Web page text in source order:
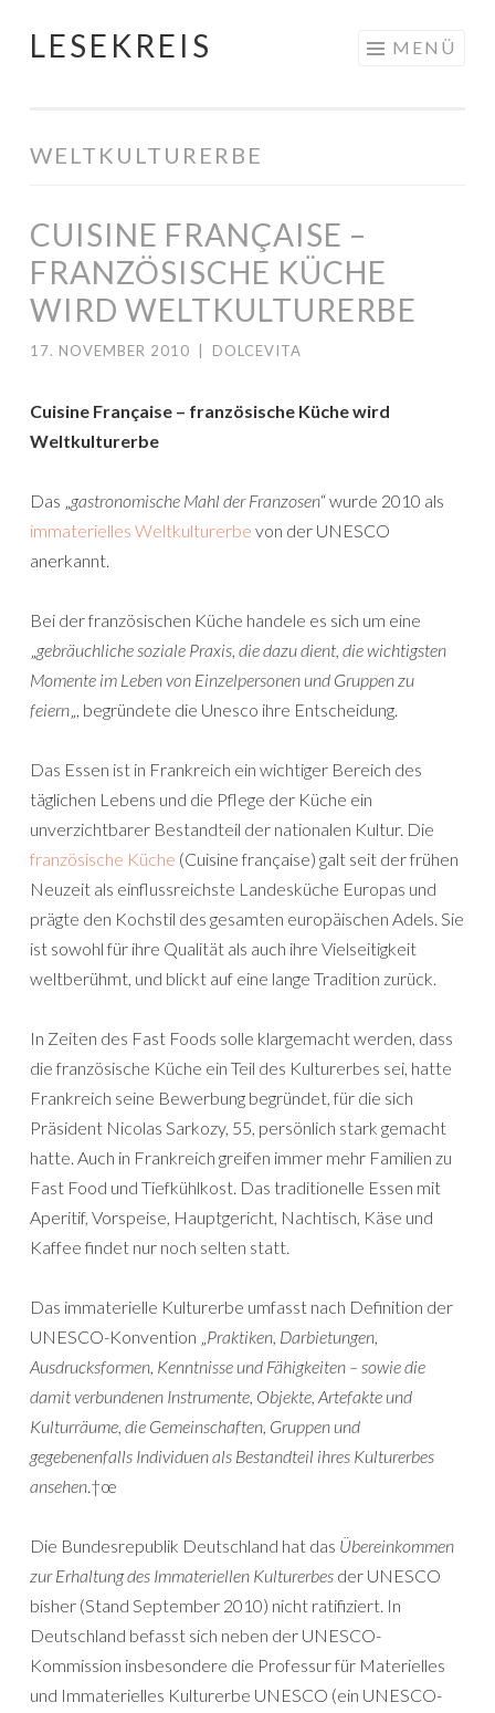
Springe
LESEKREIS MENÜ
WELTKULTURERBE
CUISINE FRANÇAISE –
FRANZÖSISCHE KÜCHE
WIRD WELTKULTURERBE
17. NOVEMBER 2010 DOLCEVITA
Cuisine Française – französische Küche wird
Weltkulturerbe
Das „gastronomische Mahl der Franzosen“ wurde 2010 als
immaterielles Weltkulturerbe von der UNESCO
anerkannt.
Bei der französischen Küche handele es sich um eine
„gebräuchliche soziale Praxis, die dazu dient, die wichtigsten
Momente im Leben von Einzelpersonen und Gruppen zu
feiern„, begründete die Unesco ihre Entscheidung.
Das Essen ist in Frankreich ein wichtiger Bereich des
täglichen Lebens und die Pflege der Küche ein
unverzichtbarer Bestandteil der nationalen Kultur. Die
französische Küche (Cuisine française) galt seit der frühen
Neuzeit als einflussreichste Landesküche Europas und
prägte den Kochstil des gesamten europäischen Adels. Sie
ist sowohl für ihre Qualität als auch ihre Vielseitigkeit
weltberühmt, und blickt auf eine lange Tradition zurück.
In Zeiten des Fast Foods solle klargemacht werden, dass
die französische Küche ein Teil des Kulturerbes sei, hatte
Frankreich seine Bewerbung begründet, für die sich
Präsident Nicolas Sarkozy, 55, persönlich stark gemacht
hatte. Auch in Frankreich greifen immer mehr Familien zu
Fast Food und Tiefkühlkost. Das traditionelle Essen mit
Aperitif, Vorspeise, Hauptgericht, Nachtisch, Käse und
Kaffee findet nur noch selten statt.
Das immaterielle Kulturerbe umfasst nach Definition der
UNESCO-Konvention „Praktiken, Darbietungen,
Ausdrucksformen, Kenntnisse und Fähigkeiten – sowie die
damit verbundenen Instrumente, Objekte, Artefakte und
Kulturräume, die Gemeinschaften, Gruppen und
gegebenenfalls Individuen als Bestandteil ihres Kulturerbes
ansehen.†œ
Die Bundesrepublik Deutschland hat das Übereinkommen
zur Erhaltung des Immateriellen Kulturerbes der UNESCO
bisher (Stand September 2010) nicht ratifiziert. In
Deutschland befasst sich neben der UNESCO-
Kommission insbesondere die Professur für Materielles
und Immaterielles Kulturerbe UNESCO (ein UNESCO-